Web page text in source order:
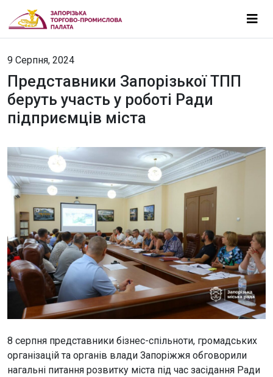
9 Серпня, 2024
Представники Запорізької ТПП
беруть участь у роботі Ради
підприємців міста
8 серпня представники бізнес-спільноти, громадських
організацій та органів влади Запоріжжя обговорили
нагальні питання розвитку міста під час засідання Ради